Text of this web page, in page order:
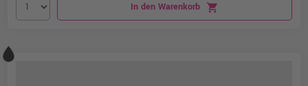
In den Warenkorb shopping_cart